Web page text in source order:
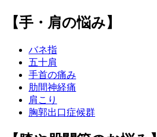
【手・肩の悩み】
バネ指
五十肩
手首の痛み
肋間神経痛
肩こり
胸郭出口症候群